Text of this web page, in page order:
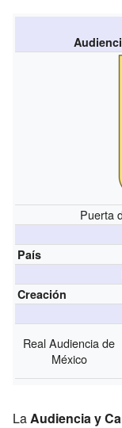
Puerta
País
Creación
Real Audiencia de
México
LaAudiencia y